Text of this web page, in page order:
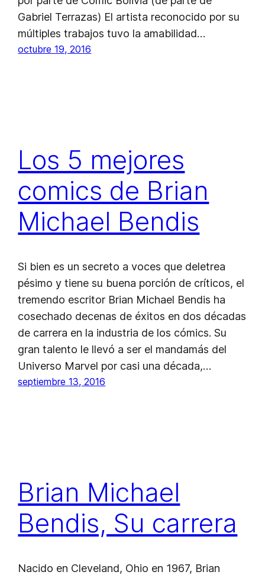
Gabriel Terrazas) El artista reconocido por su
múltiples trabajos tuvo la amabilidad…
octubre 19, 2016
Los 5 mejores
comics de Brian
Michael Bendis
Si bien es un secreto a voces que deletrea
pésimo y tiene su buena porción de críticos, el
tremendo escritor Brian Michael Bendis ha
cosechado decenas de éxitos en dos décadas
de carrera en la industria de los cómics. Su
gran talento le llevó a ser el mandamás del
Universo Marvel por casi una década,…
septiembre 13, 2016
Brian Michael
Bendis, Su carrera
Nacido en Cleveland, Ohio en 1967, Brian